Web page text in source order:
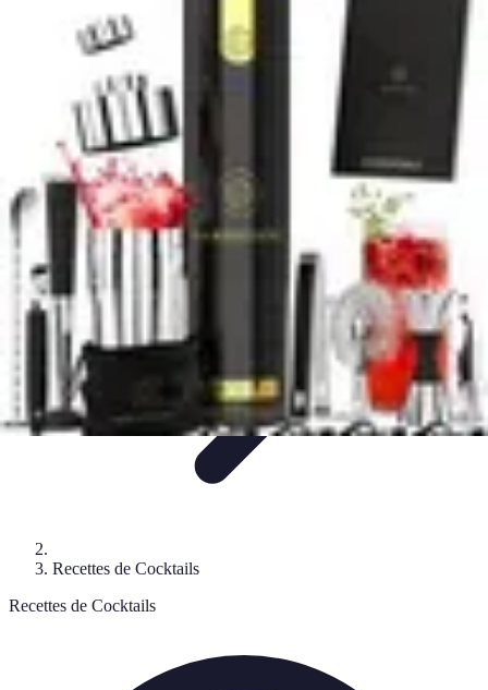
Guide des Cocktails
L'Art de la Mixologie
Ingrédients et Recettes Recettes
Tendances
Guide des Cocktails
Recettes de Cocktails
Recettes de Cocktails